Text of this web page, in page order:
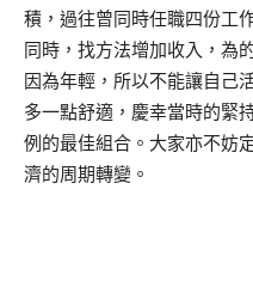
積，過往曾同時任職四份工
同時，找方法增加收入，為
因為年輕，所以不能讓自己
多一點舒適，慶幸當時的緊
例的最佳組合。大家亦不妨
濟的周期轉變。